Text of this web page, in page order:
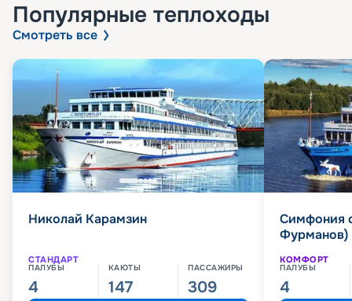
Популярные теплоходы
Смотреть все
Николай Карамзин
СТАНДАРТ
ПАЛУБЫ
4
КАЮТЫ
147
ПАССАЖИРЫ
309
Симфония
Фурманов)
КОМФОРТ
ПАЛУБЫ
4